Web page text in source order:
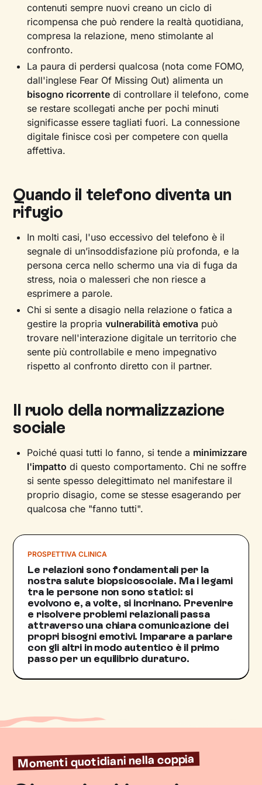
contenuti sempre nuovi creano un ciclo di
ricompensa che può rendere la realtà quotidiana,
compresa la relazione, meno stimolante al
confronto.
La paura di perdersi qualcosa (nota come FOMO,
dall'inglese Fear Of Missing Out) alimenta un
bisogno ricorrente di controllare il telefono, come
se restare scollegati anche per pochi minuti
significasse essere tagliati fuori. La connessione
digitale finisce così per competere con quella
affettiva.
Quando il telefono diventa un
rifugio
In molti casi, l'uso eccessivo del telefono è il
segnale di un’insoddisfazione più profonda, e la
persona cerca nello schermo una via di fuga da
stress, noia o malesseri che non riesce a
esprimere a parole.
Chi si sente a disagio nella relazione o fatica a
gestire la propriavulnerabilità emotiva può
trovare nell'interazione digitale un territorio che
sente più controllabile e meno impegnativo
rispetto al confronto diretto con il partner.
Il ruolo della normalizzazione
sociale
Poiché quasi tutti lo fanno, si tende a minimizzare
l'impatto di questo comportamento. Chi ne soffre
si sente spesso delegittimato nel manifestare il
proprio disagio, come se stesse esagerando per
qualcosa che "fanno tutti".
PROSPETTIVA CLINICA
Le relazioni sono fondamentali per la
nostra salute biopsicosociale. Ma i legami
tra le persone non sono statici: si
evolvono e, a volte, si incrinano. Prevenire
e risolvere problemi relazionali passa
attraverso una chiara comunicazione dei
propri bisogni emotivi. Imparare a parlare
con gli altri in modo autentico è il primo
passo per un equilibrio duraturo.
Momenti quotidiani nella coppia